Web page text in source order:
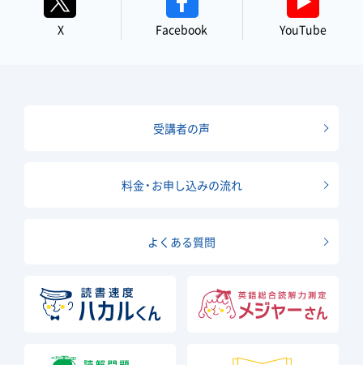
X Facebook YouTube
受講者の声
料金・お申し込みの流れ
よくある質問